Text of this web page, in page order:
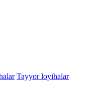
Tayyor loyihalar